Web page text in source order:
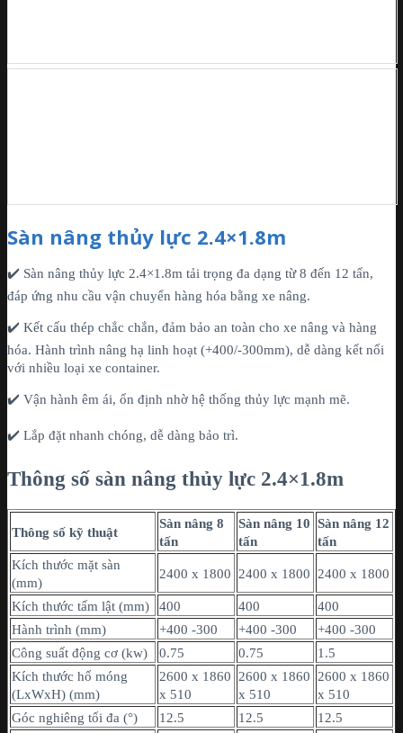
Sàn nâng thủy lực 2.4×1.8m
✔️ Sàn nâng thủy lực 2.4×1.8m tải trọng đa dạng từ 8 đến 12 tấn,
đáp ứng nhu cầu vận chuyển hàng hóa bằng xe nâng.
✔️ Kết cấu thép chắc chắn, đảm bảo an toàn cho xe nâng và hàng
hóa. Hành trình nâng hạ linh hoạt (+400/-300mm), dễ dàng kết nối
với nhiều loại xe container.
✔️ Vận hành êm ái, ổn định nhờ hệ thống thủy lực mạnh mẽ.
✔️ Lắp đặt nhanh chóng, dễ dàng bảo trì.
Thông số sàn nâng thủy lực 2.4×1.8m
Thông số kỹ thuật
Sàn nâng 8
tấn
Sàn nâng 10
tấn
Sàn nâng 12
tấn
Kích thước mặt sàn
(mm)
2400 x 1800 2400 x 1800 2400 x 1800
Kích thước tấm lật (mm) 400 400
400
Hành trình (mm)
+400 -300 +400 -300
+400 -300
Công suất động cơ (kw)
0.75 0.75
1.5
Kích thước hố móng
(LxWxH) (mm)
2600 x 1860
x 510
2600 x 1860
x 510
2600 x 1860
x 510
Góc nghiêng tối đa (°)
12.5 12.5
12.5